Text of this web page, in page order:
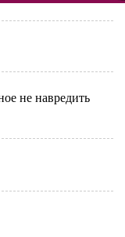
не навредить